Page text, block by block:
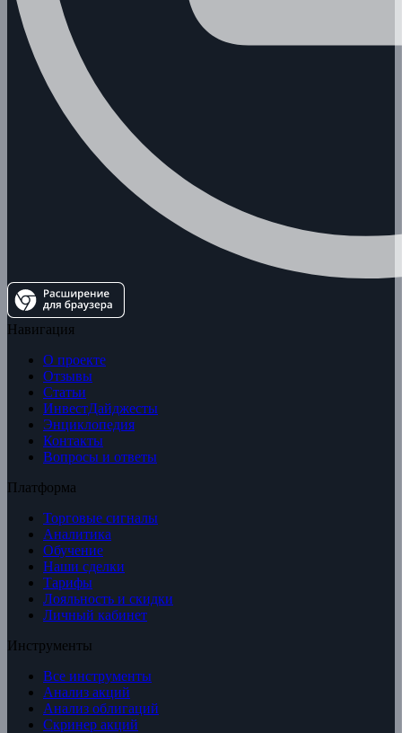
Навигация
О проекте
Отзывы
Статьи
ИнвестДайджесты
Энциклопедия
Контакты
Вопросы и ответы
Платформа
Торговые сигналы
Аналитика
Обучение
Наши сделки
Тарифы
Лояльность и скидки
Личный кабинет
Инструменты
Все инструменты
Анализ акций
Анализ облигаций
Скринер акций